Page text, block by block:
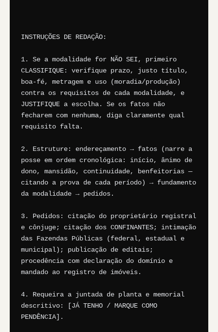
INSTRUÇÕES DE REDAÇÃO:
1. Se a modalidade for NÃO SEI, primeiro
CLASSIFIQUE: verifique prazo, justo título,
boa-fé, metragem e uso (moradia/produção)
contra os requisitos de cada modalidade, e
JUSTIFIQUE a escolha. Se os fatos não
fecharem com nenhuma, diga claramente qual
requisito falta.
2. Estruture: endereçamento → fatos (narre a
posse em ordem cronológica: início, ânimo de
dono, mansidão, continuidade, benfeitorias —
citando a prova de cada período) → fundamento
da modalidade → pedidos.
3. Pedidos: citação do proprietário registral
e cônjuge; citação dos CONFINANTES; intimação
das Fazendas Públicas (federal, estadual e
municipal); publicação de editais;
procedência com declaração do domínio e
mandado ao registro de imóveis.
4. Requeira a juntada de planta e memorial
descritivo: [JÁ TENHO / MARQUE COMO
PENDÊNCIA].